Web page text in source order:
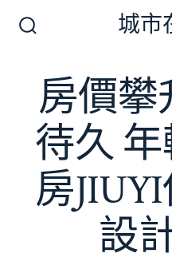
切
換
開
關
城市
房價攀
待久
房
設